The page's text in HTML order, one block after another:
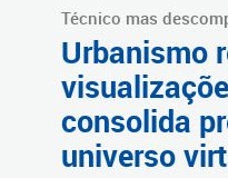
Técnico mas
Urbanismo
consolida
universo